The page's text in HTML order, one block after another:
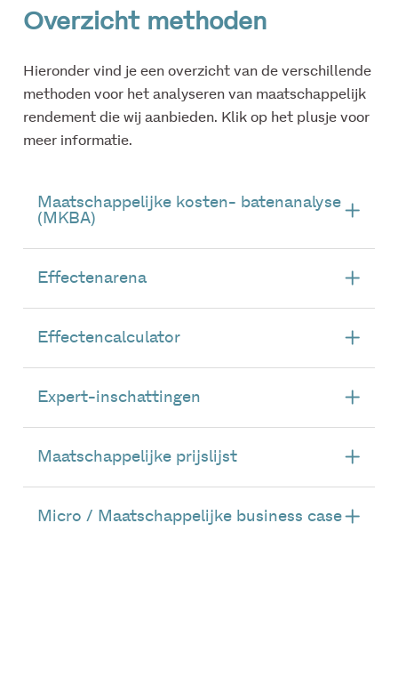
Overzicht methoden
Hieronder vind je een overzicht van de verschillende
methoden voor het analyseren van maatschappelijk
rendement die wij aanbieden. Klik op het plusje voor
meer informatie.
Maatschappelijke kosten- batenanalyse
(MKBA)
Effectenarena
Effectencalculator
Expert-inschattingen
Maatschappelijke prijslijst
Micro / Maatschappelijke business case